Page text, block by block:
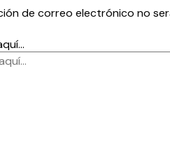
de correo electrónico no